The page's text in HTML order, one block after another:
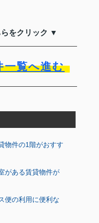
をクリック ▼
一覧へ進む
物件の1階がおすす
がある賃貸物件が
便の利用に便利な